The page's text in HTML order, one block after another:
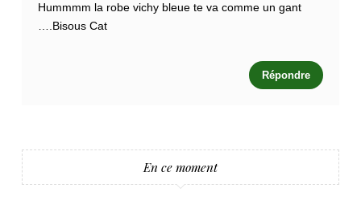
Hummmm la robe vichy bleue te va comme un gant
….Bisous Cat
Répondre
En ce moment